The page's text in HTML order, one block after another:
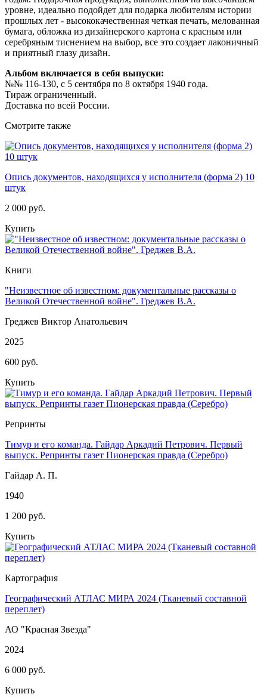
уровне, идеально подойдет для подарка любителям истории
прошлых лет - высококачественная четкая печать, мелованная
бумага, обложка из дизайнерского картона с красным или
серебряным тиснением на выбор, все это создает лаконичный
и приятный глазу дизайн.
Альбом включается в себя выпуски:
№№ 116-130, с 5 сентября по 8 октября 1940 года.
Тираж ограниченный.
Доставка по всей России.
Смотрите также
Опись документов, находящихся у исполнителя (форма 2) 10
штук
2 000 руб.
Купить
Книги
"Неизвестное об известном: документальные рассказы о
Великой Отечественной войне". Греджев В.А.
Греджев Виктор Анатольевич
2025
600 руб.
Купить
Репринты
Тимур и его команда. Гайдар Аркадий Петрович. Первый
выпуск. Репринты газет Пионерская правда (Серебро)
Гайдар А. П.
1940
1 200 руб.
Купить
Картография
Географический АТЛАС МИРА 2024 (Тканевый составной
переплет)
АО "Красная Звезда"
2024
6 000 руб.
Купить